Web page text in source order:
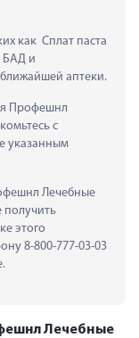
как  Сплат паста
БАД и
аптеки.
Профешнл
с
указанным
Лечебные
получить
этого
8-800-777-03-03
Лечебные